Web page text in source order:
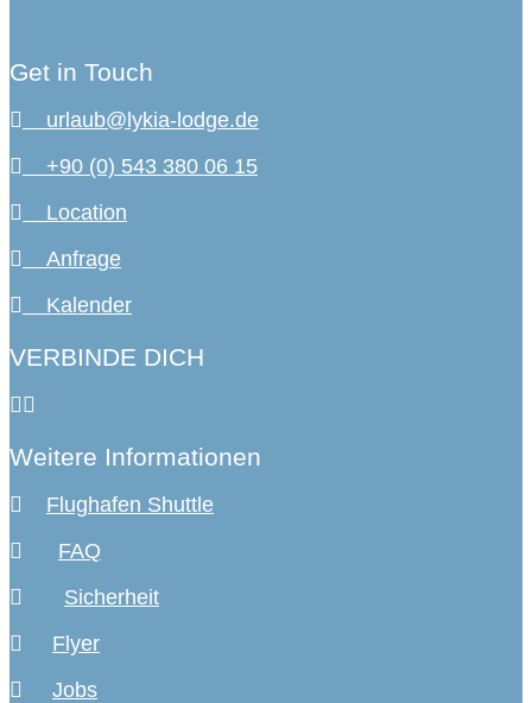
Get in Touch
urlaub@lykia-lodge.de
+90 (0) 543 380 06 15
Location
Anfrage
Kalender
VERBINDE DICH
Weitere Informationen
Flughafen Shuttle
FAQ
Sicherheit
Flyer
Jobs